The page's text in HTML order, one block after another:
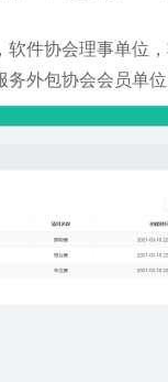
件协会理事单位
务外包协会会员